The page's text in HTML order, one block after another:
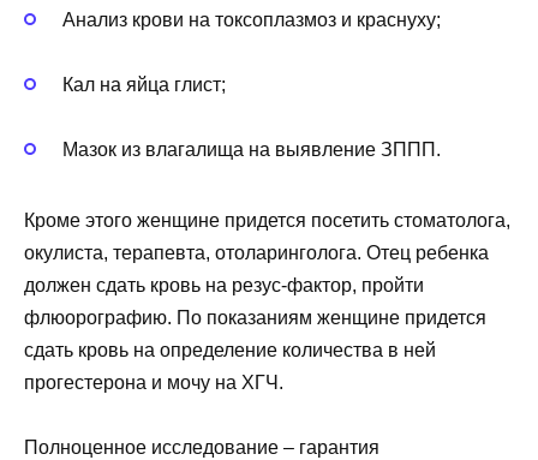
Анализ крови на токсоплазмоз и краснуху;
Кал на яйца глист;
Мазок из влагалища на выявление ЗППП.
Кроме этого женщине придется посетить стоматолога,
окулиста, терапевта, отоларинголога. Отец ребенка
должен сдать кровь на резус-фактор, пройти
флюорографию. По показаниям женщине придется
сдать кровь на определение количества в ней
прогестерона и мочу на ХГЧ.
Полноценное исследование – гарантия